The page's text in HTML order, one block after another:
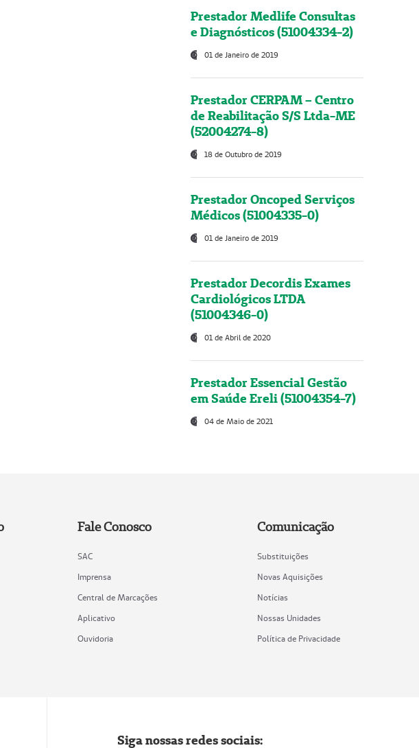
Prestador Medlife Consultas
e Diagnósticos (51004334-2)
01 de Janeiro de 2019
Prestador CERPAM – Centro
de Reabilitação S/S Ltda-ME
(52004274-8)
18 de Outubro de 2019
Prestador Oncoped Serviços
Médicos (51004335-0)
01 de Janeiro de 2019
Prestador Decordis Exames
Cardiológicos LTDA
(51004346-0)
01 de Abril de 2020
Prestador Essencial Gestão
em Saúde Ereli (51004354-7)
04 de Maio de 2021
Fale Conosco
SAC
Imprensa
Central de Marcações
Aplicativo
Ouvidoria
Comunicação
Substituições
Novas Aquisições
Notícias
Nossas Unidades
Política de Privacidade
Siga nossas redes sociais: